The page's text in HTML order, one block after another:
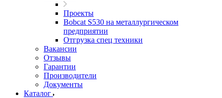
Проекты
Bobcat S530 на металлургическом
предприятии
Отгрузка спец техники
Вакансии
Отзывы
Гарантии
Производители
Документы
Каталог